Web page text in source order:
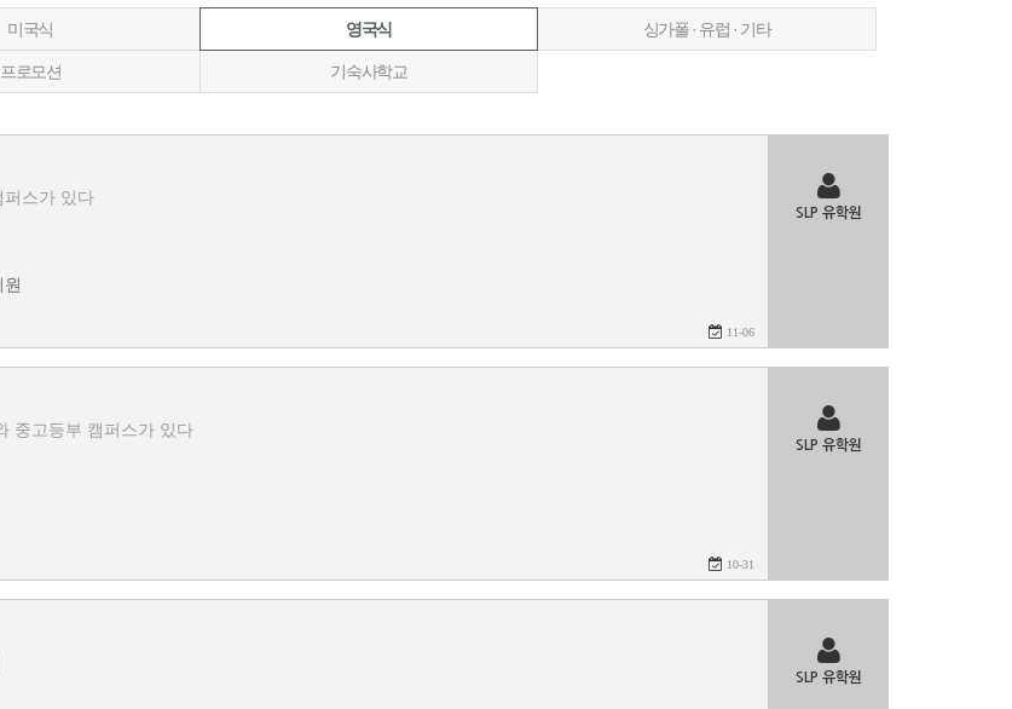
미국식 영국식 싱가폴 · 유럽 · 기타
프로모션 기숙사학교
퍼스가 있다
11-06
SLP 유학원
중고등부 캠퍼스가 있다
10-31
SLP 유학원
SLP 유학원